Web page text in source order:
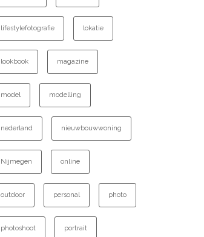
lifestylefotografie lokatie
lookbook magazine
model modelling
nederland nieuwbouwwoning
Nijmegen online
outdoor personal photo
photoshoot portrait